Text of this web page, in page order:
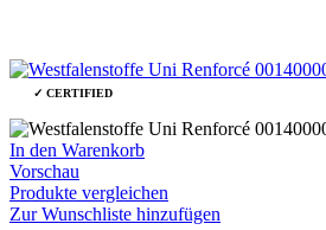
✓ CERTIFIED
In den Warenkorb
Vorschau
Produkte vergleichen
Zur Wunschliste hinzufügen